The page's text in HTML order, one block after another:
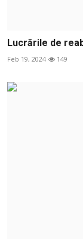
Lucrările de
Feb 19, 2024 149